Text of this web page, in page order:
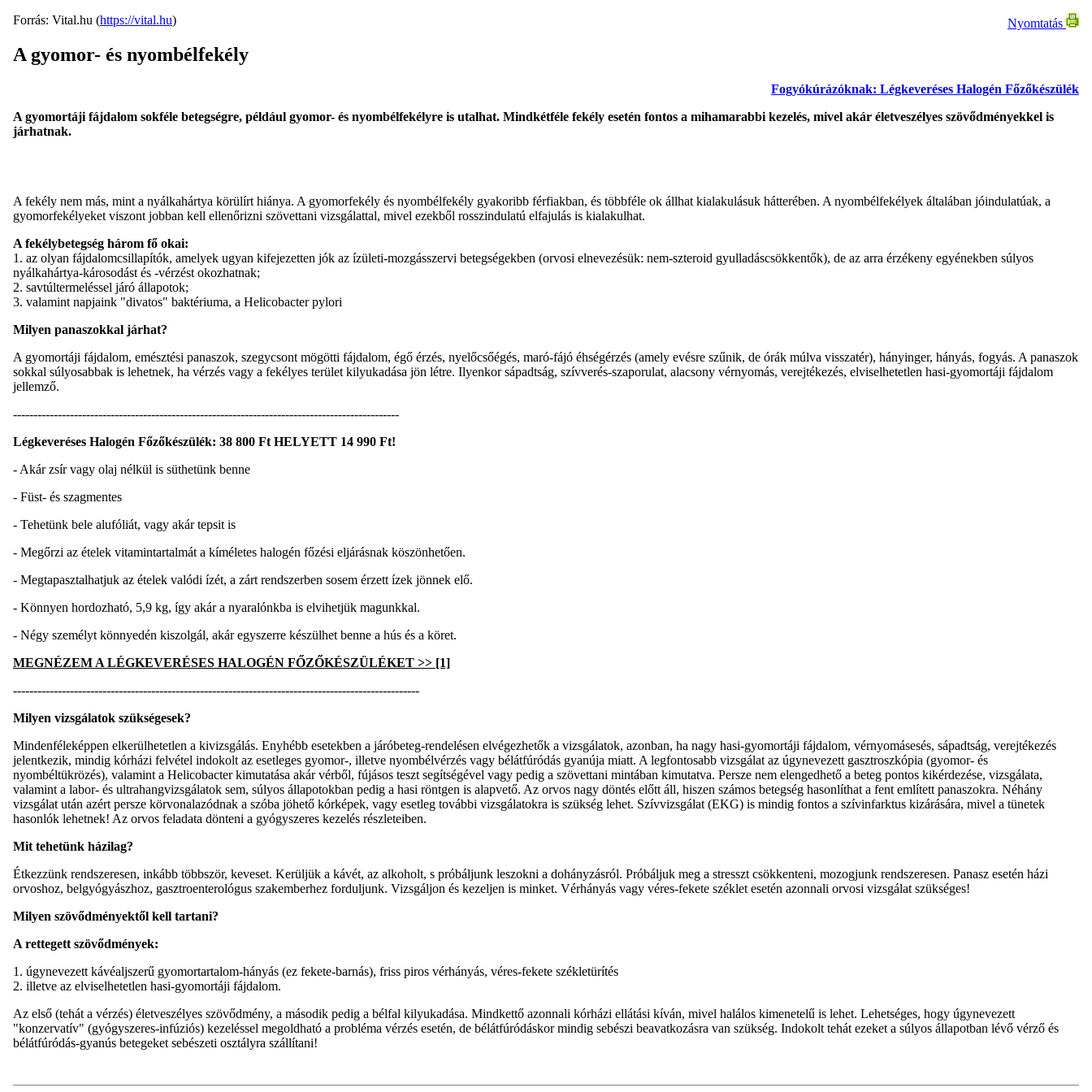
Nyomtatás
Forrás: Vital.hu (https://vital.hu)
A gyomor- és nyombélfekély
Fogyókúrázóknak: Légkeveréses Halogén Főzőkészülék
A gyomortáji fájdalom sokféle betegségre, például gyomor- és nyombélfekélyre is utalhat. Mindkétféle fekély esetén fontos a mihamarabbi kezelés, mivel akár életveszélyes szövődményekkel is
járhatnak.
A fekély nem más, mint a nyálkahártya körülírt hiánya. A gyomorfekély és nyombélfekély gyakoribb férfiakban, és többféle ok állhat kialakulásuk hátterében. A nyombélfekélyek általában jóindulatúak, a
gyomorfekélyeket viszont jobban kell ellenőrizni szövettani vizsgálattal, mivel ezekből rosszindulatú elfajulás is kialakulhat.
A fekélybetegség három fő okai:
1. az olyan fájdalomcsillapítók, amelyek ugyan kifejezetten jók az ízületi-mozgásszervi betegségekben (orvosi elnevezésük: nem-szteroid gyulladáscsökkentők), de az arra érzékeny egyénekben súlyos
nyálkahártya-károsodást és -vérzést okozhatnak;
2. savtúltermeléssel járó állapotok;
3. valamint napjaink "divatos" baktériuma, a Helicobacter pylori
Milyen panaszokkal járhat?
A gyomortáji fájdalom, emésztési panaszok, szegycsont mögötti fájdalom, égő érzés, nyelőcsőégés, maró-fájó éhségérzés (amely evésre szűnik, de órák múlva visszatér), hányinger, hányás, fogyás. A panaszok
sokkal súlyosabbak is lehetnek, ha vérzés vagy a fekélyes terület kilyukadása jön létre. Ilyenkor sápadtság, szívverés-szaporulat, alacsony vérnyomás, verejtékezés, elviselhetetlen hasi-gyomortáji fájdalom
jellemző.
-----------------------------------------------------------------------------------------------
Légkeveréses Halogén Főzőkészülék: 38 800 Ft HELYETT 14 990 Ft!
- Akár zsír vagy olaj nélkül is süthetünk benne
- Füst- és szagmentes
- Tehetünk bele alufóliát, vagy akár tepsit is
- Megőrzi az ételek vitamintartalmát a kíméletes halogén főzési eljárásnak köszönhetően.
- Megtapasztalhatjuk az ételek valódi ízét, a zárt rendszerben sosem érzett ízek jönnek elő.
- Könnyen hordozható, 5,9 kg, így akár a nyaralónkba is elvihetjük magunkkal.
- Négy személyt könnyedén kiszolgál, akár egyszerre készülhet benne a hús és a köret.
MEGNÉZEM A LÉGKEVERÉSES HALOGÉN FŐZŐKÉSZÜLÉKET >> [1]
----------------------------------------------------------------------------------------------------
Milyen vizsgálatok szükségesek?
Mindenféleképpen elkerülhetetlen a kivizsgálás. Enyhébb esetekben a járóbeteg-rendelésen elvégezhetők a vizsgálatok, azonban, ha nagy hasi-gyomortáji fájdalom, vérnyomásesés, sápadtság, verejtékezés
jelentkezik, mindig kórházi felvétel indokolt az esetleges gyomor-, illetve nyombélvérzés vagy bélátfúródás gyanúja miatt. A legfontosabb vizsgálat az úgynevezett gasztroszkópia (gyomor- és
nyombéltükrözés), valamint a Helicobacter kimutatása akár vérből, fújásos teszt segítségével vagy pedig a szövettani mintában kimutatva. Persze nem elengedhető a beteg pontos kikérdezése, vizsgálata,
valamint a labor- és ultrahangvizsgálatok sem, súlyos állapotokban pedig a hasi röntgen is alapvető. Az orvos nagy döntés előtt áll, hiszen számos betegség hasonlíthat a fent említett panaszokra. Néhány
vizsgálat után azért persze körvonalazódnak a szóba jöhető kórképek, vagy esetleg további vizsgálatokra is szükség lehet. Szívvizsgálat (EKG) is mindig fontos a szívinfarktus kizárására, mivel a tünetek
hasonlók lehetnek! Az orvos feladata dönteni a gyógyszeres kezelés részleteiben.
Mit tehetünk házilag?
Étkezzünk rendszeresen, inkább többször, keveset. Kerüljük a kávét, az alkoholt, s próbáljunk leszokni a dohányzásról. Próbáljuk meg a stresszt csökkenteni, mozogjunk rendszeresen. Panasz esetén házi
orvoshoz, belgyógyászhoz, gasztroenterológus szakemberhez forduljunk. Vizsgáljon és kezeljen is minket. Vérhányás vagy véres-fekete széklet esetén azonnali orvosi vizsgálat szükséges!
Milyen szövődményektől kell tartani?
A rettegett szövődmények:
1. úgynevezett kávéaljszerű gyomortartalom-hányás (ez fekete-barnás), friss piros vérhányás, véres-fekete székletürítés
2. illetve az elviselhetetlen hasi-gyomortáji fájdalom.
Az első (tehát a vérzés) életveszélyes szövődmény, a második pedig a bélfal kilyukadása. Mindkettő azonnali kórházi ellátási kíván, mivel halálos kimenetelű is lehet. Lehetséges, hogy úgynevezett
"konzervatív" (gyógyszeres-infúziós) kezeléssel megoldható a probléma vérzés esetén, de bélátfúródáskor mindig sebészi beavatkozásra van szükség. Indokolt tehát ezeket a súlyos állapotban lévő vérző és
bélátfúródás-gyanús betegeket sebészeti osztályra szállítani!